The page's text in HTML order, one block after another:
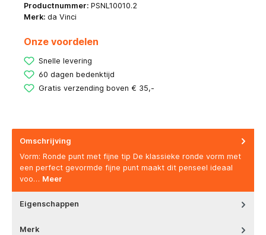
Productnummer: PSNL10010.2
Merk: da Vinci
Onze voordelen
Snelle levering
60 dagen bedenktijd
Gratis verzending boven € 35,-
Omschrijving
Vorm: Ronde punt met fijne tip De klassieke ronde vorm met
een perfect gevormde fijne punt maakt dit penseel ideaal
voo… Meer
Eigenschappen
Merk